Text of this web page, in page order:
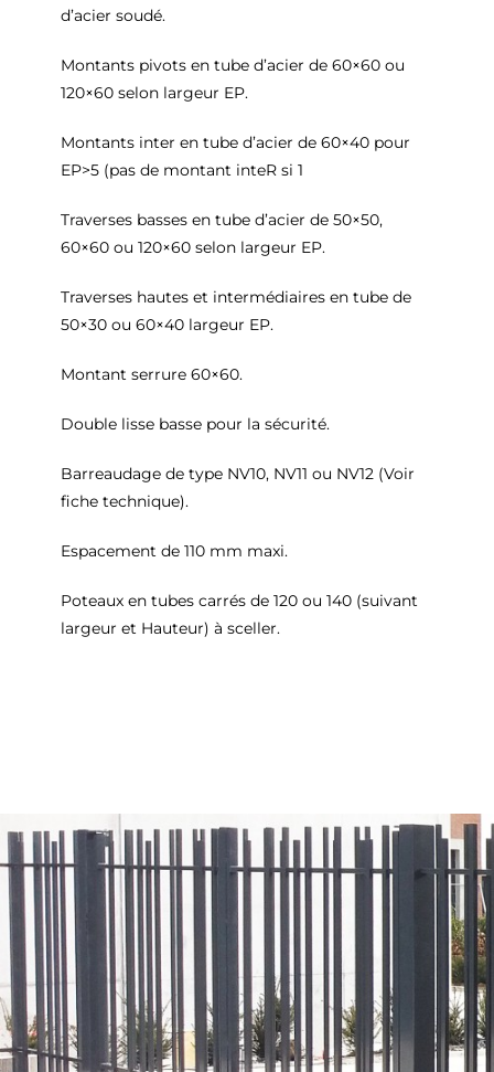
d’acier soudé.
Montants pivots en tube d’acier de 60×60 ou
120×60 selon largeur EP.
Montants inter en tube d’acier de 60×40 pour
EP>5 (pas de montant inteR si 1
Traverses basses en tube d’acier de 50×50,
60×60 ou 120×60 selon largeur EP.
Traverses hautes et intermédiaires en tube de
50×30 ou 60×40 largeur EP.
Montant serrure 60×60.
Double lisse basse pour la sécurité.
Barreaudage de type NV10, NV11 ou NV12 (Voir
fiche technique).
Espacement de 110 mm maxi.
Poteaux en tubes carrés de 120 ou 140 (suivant
largeur et Hauteur) à sceller.